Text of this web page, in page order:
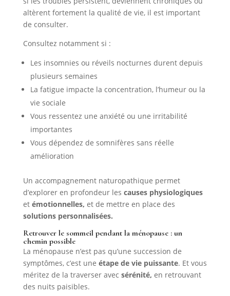
altèrent fortement la qualité de vie, il est important
de consulter.
Consultez notamment si :
Les insomnies ou réveils nocturnes durent depuis
plusieurs semaines
La fatigue impacte la concentration, l’humeur ou la
vie sociale
Vous ressentez une anxiété ou une irritabilité
importantes
Vous dépendez de somnifères sans réelle
amélioration
Un accompagnement naturopathique permet
d’explorer en profondeur les causes physiologiques
et émotionnelles, et de mettre en place des
solutions personnalisées.
Retrouver le sommeil pendant la ménopause : un
chemin possible
La ménopause n’est pas qu’une succession de
symptômes, c’est une étape de vie puissante. Et vous
méritez de la traverser avec sérénité, en retrouvant
des nuits paisibles.